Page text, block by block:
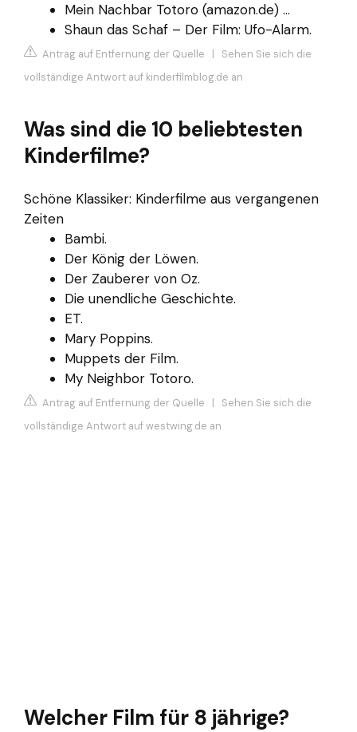
Mein Nachbar Totoro (amazon.de) ...
Shaun das Schaf – Der Film: Ufo-Alarm.
Antrag auf Entfernung der Quelle | Sehen Sie sich die
vollständige Antwort auf kinderfilmblog.de an
Was sind die 10 beliebtesten
Kinderfilme?
Schöne Klassiker: Kinderfilme aus vergangenen
Zeiten
Bambi.
Der König der Löwen.
Der Zauberer von Oz.
Die unendliche Geschichte.
ET.
Mary Poppins.
Muppets der Film.
My Neighbor Totoro.
Antrag auf Entfernung der Quelle | Sehen Sie sich die
vollständige Antwort auf westwing.de an
Welcher Film für 8 jährige?